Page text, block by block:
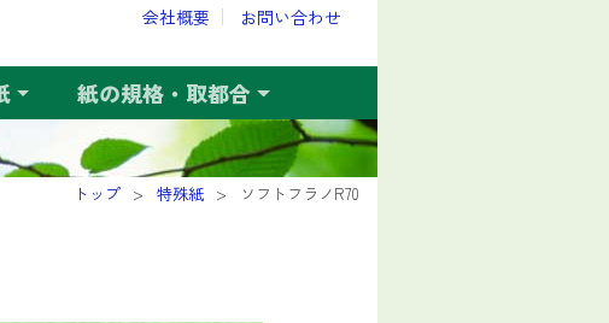
会社概要 お問い合わせ
紙の規格・取都合
トップ 特殊紙 ソフトフラノR70